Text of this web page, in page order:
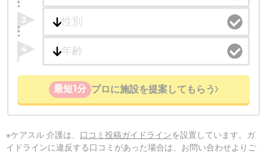
3
4
最短1分 プロに施設を提案してもらう
※ケアスル 介護は、 口コミ投稿ガイドラインを設置しています。ガ
イドラインに違反する口コミがあった場合は、お問い合わせよりご